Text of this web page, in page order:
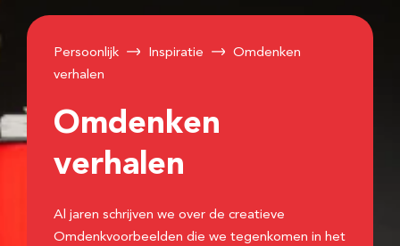
Persoonlijk Inspiratie
Omdenken
verhalen
Omdenken
verhalen
Al jaren schrijven we over de creatieve
Omdenkvoorbeelden die we tegenkomen in het